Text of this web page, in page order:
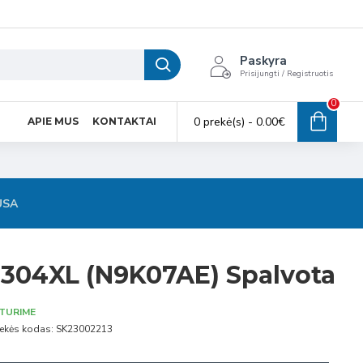
Paskyra
Prisijungti / Registruotis
APIE MUS KONTAKTAI 0 prekė(s) - 0.00€
0
(N9K07AE) Spalvota
TURIME
kodas: SK23002213